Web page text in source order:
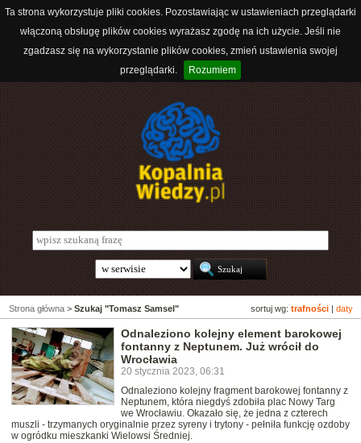
Ta strona wykorzystuje pliki cookies. Pozostawiając w ustawieniach przeglądarki
włączoną obsługę plików cookies wyrażasz zgodę na ich użycie. Jeśli nie
zgadzasz się na wykorzystanie plików cookies, zmień ustawienia swojej
przeglądarki.
Rozumiem
sortuj wg: trafności daty
Strona główna > Szukaj "Tomasz Samsel"
Odnaleziono kolejny element barokowej
fontanny z Neptunem. Już wrócił do
Wrocławia
20 stycznia 2023, 06:31
Odnaleziono kolejny fragment barokowej fontanny z
Neptunem, która niegdyś zdobiła plac Nowy Targ
we Wrocławiu. Okazało się, że jedna z czterech
muszli - trzymanych oryginalnie przez syreny i trytony - pełniła funkcję ozdoby
w ogródku mieszkanki Wielowsi Średniej.